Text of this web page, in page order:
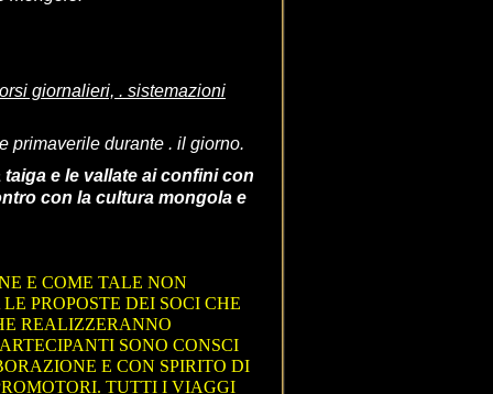
giornalieri, . sistemazioni
primaverile durante . il giorno.
e le vallate ai confini con
con la cultura mongola e
E COME TALE NON
PROPOSTE DEI SOCI CHE
REALIZZERANNO
SONO CONSCI
E CON SPIRITO DI
TUTTI I VIAGGI